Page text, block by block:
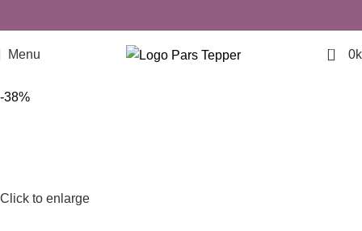
Menu 0 0
-38%
Click to enlarge